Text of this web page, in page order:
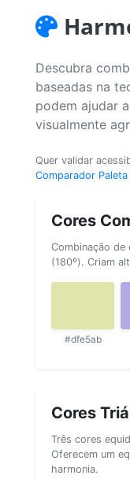
Descubra
baseadas na
podem ajudar
visualmente
Quer validar
Comparador
Cores
Combinação
(180º). Criam
#dfe5ab
Cores
Três cores
Oferecem um
harmonia.